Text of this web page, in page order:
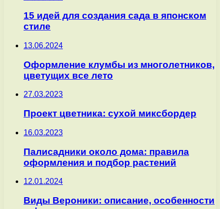
15 идей для создания сада в японском
стиле
13.06.2024
Оформление клумбы из многолетников,
цветущих все лето
27.03.2023
Проект цветника: сухой миксбордер
16.03.2023
Палисадники около дома: правила
оформления и подбор растений
12.01.2024
Виды Вероники: описание, особенности